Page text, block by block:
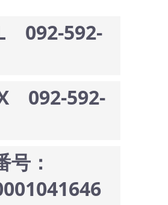
092-592-
092-592-
号：